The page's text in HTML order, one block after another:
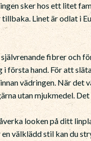
sker hos ett litet
tillbaka. Linet är odlat i
självrenande fibrer och
i första hand. För att
vädringen. När det
utan mjukmedel.
looken på ditt
välklädd stil kan du